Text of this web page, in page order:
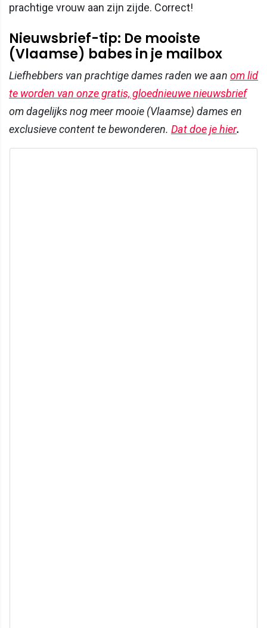
prachtige vrouw aan zijn zijde. Correct!
Nieuwsbrief-tip: De mooiste
(Vlaamse) babes in je mailbox
Liefhebbers van prachtige dames raden we aan om lid
te worden van onze gratis, gloednieuwe nieuwsbrief
om dagelijks nog meer mooie (Vlaamse) dames en
exclusieve content te bewonderen. Dat doe je hier.